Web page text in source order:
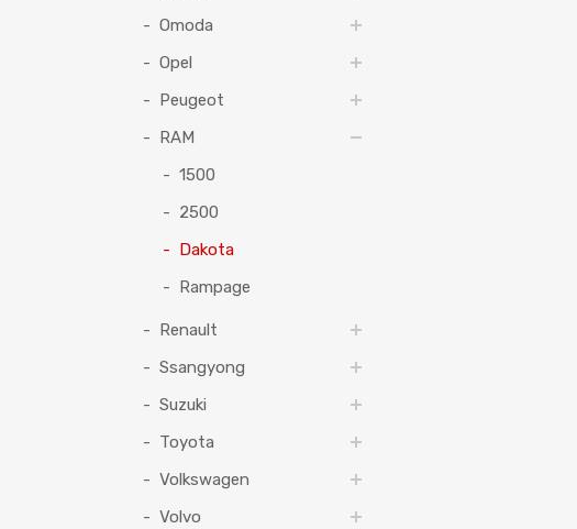
Omoda
Opel
Peugeot
RAM
1500
2500
Dakota
Rampage
Renault
Ssangyong
Suzuki
Toyota
Volkswagen
Volvo